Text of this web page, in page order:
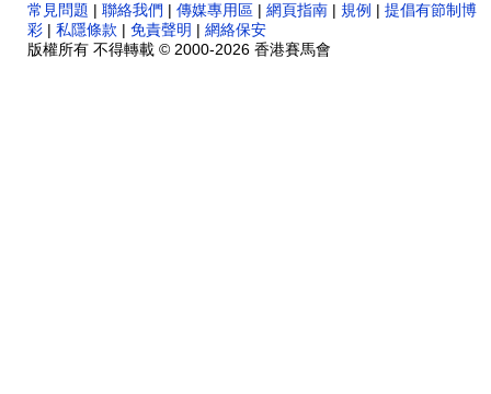
常見問題 | 聯絡我們 | 傳媒專用區 | 網頁指南 | 規例 | 提倡有節制博
彩 | 私隱條款 | 免責聲明 | 網絡保安
版權所有 不得轉載 © 2000-2026 香港賽馬會